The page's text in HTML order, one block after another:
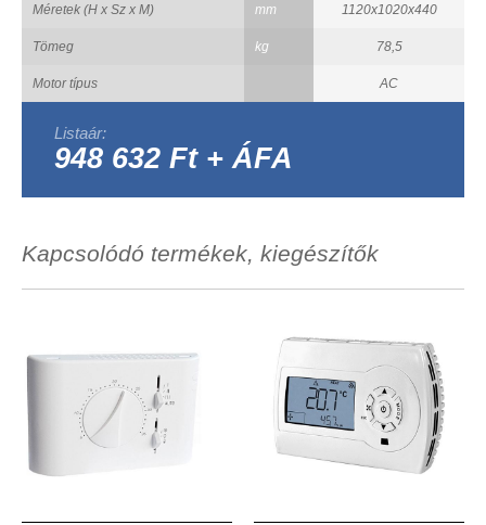
Méretek (H x Sz x M) mm 1120x1020x440
Tömeg kg 78,5
Motor típus AC
Listaár:
948 632 Ft + ÁFA
Kapcsolódó termékek, kiegészítők